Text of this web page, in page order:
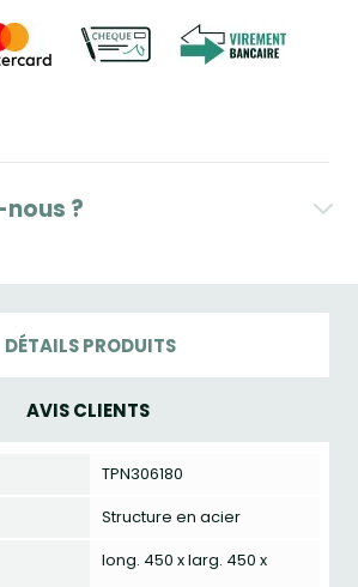
?
DÉTAILS PRODUITS
AVIS CLIENTS
TPN306180
Structure en acier
long. 450 x larg. 450 x